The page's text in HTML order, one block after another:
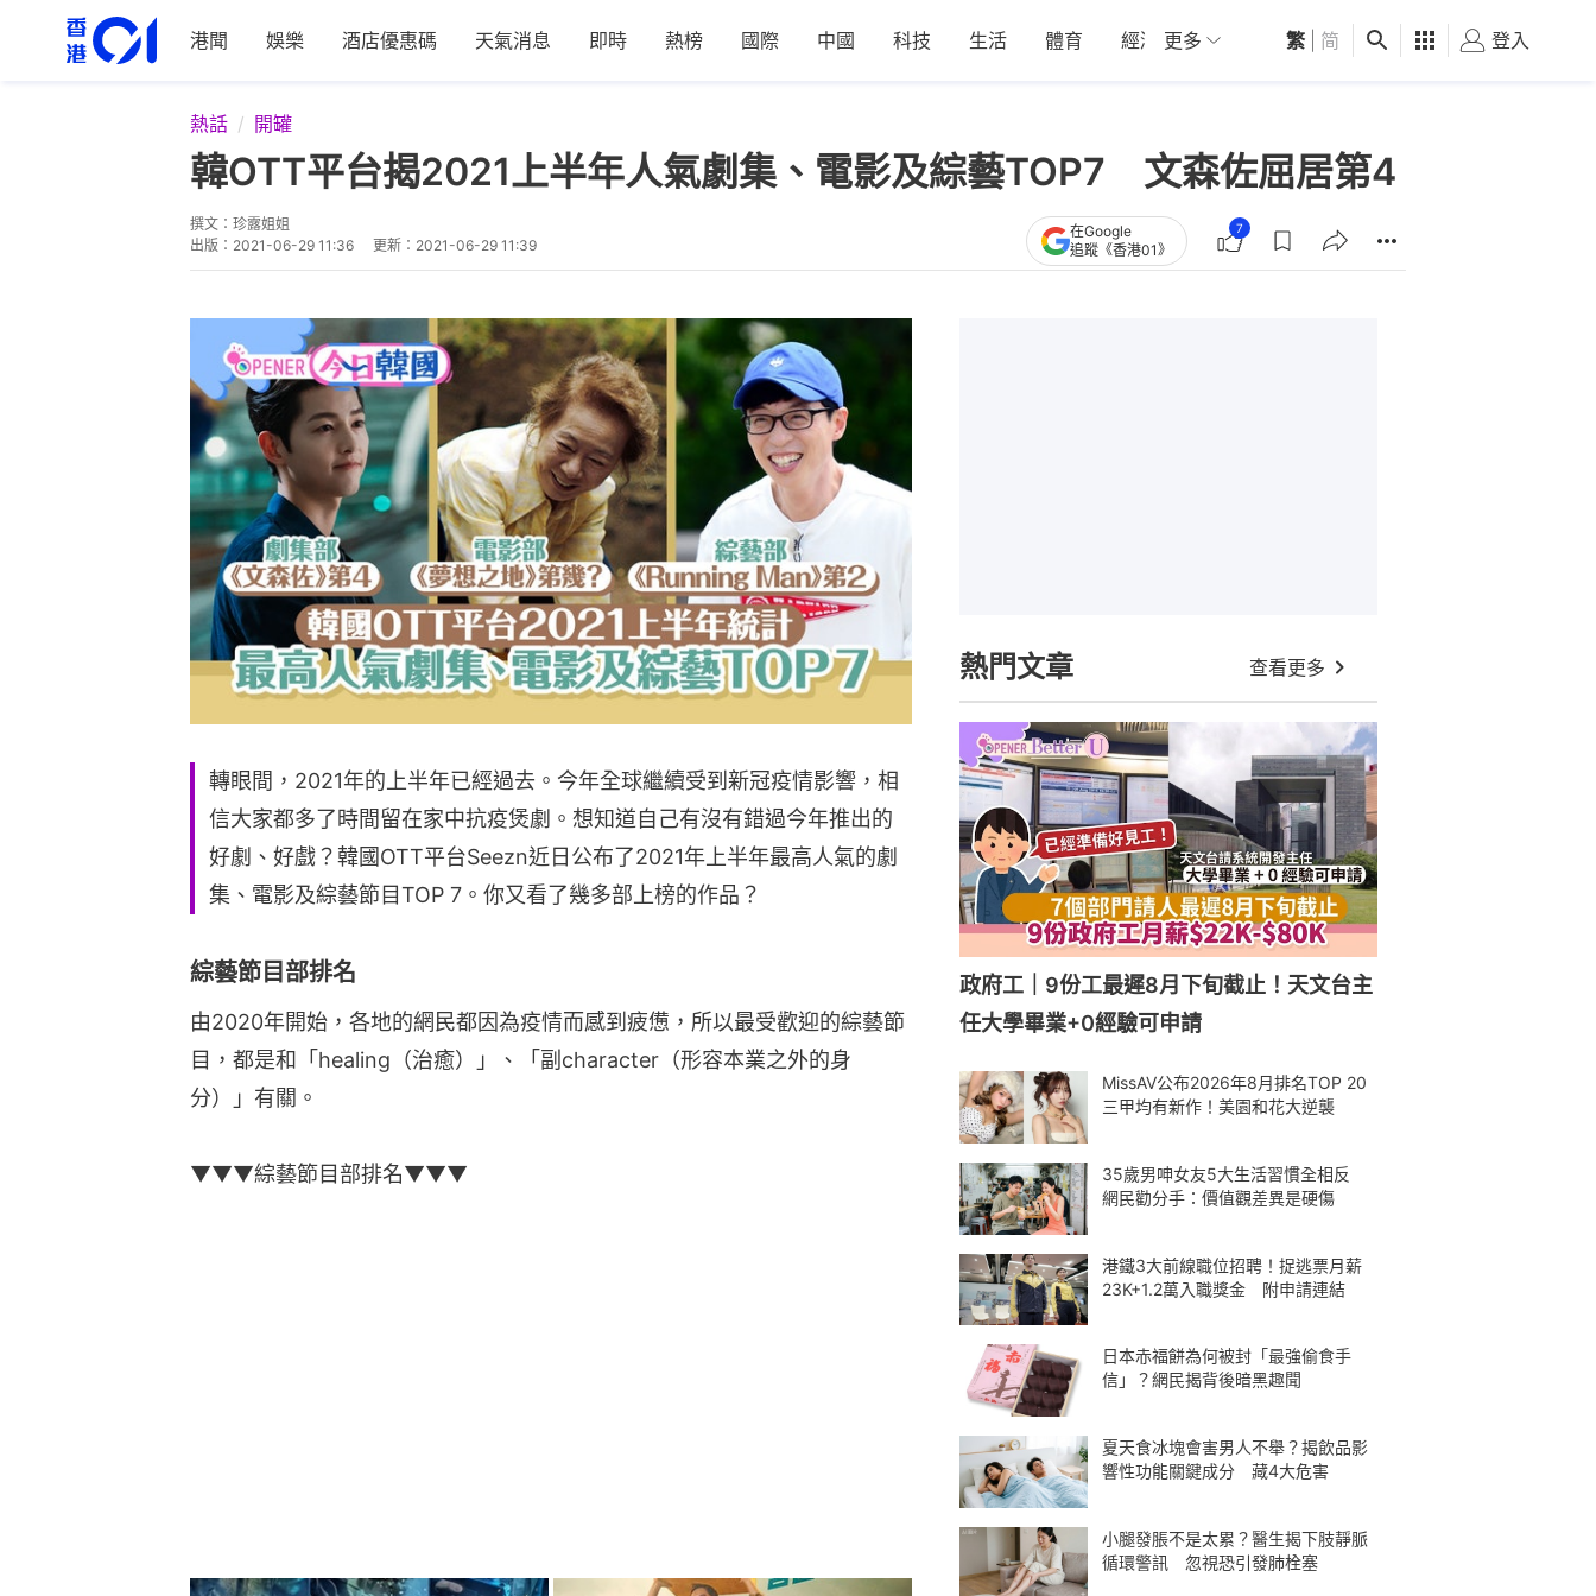
港聞 娛樂 酒店優惠碼 天氣消息 即時 熱榜 國際 中國 科技 生活 體育 經濟 01深圳 觀點 健康 好食玩飛
更多 繁 简 登入
熱話 開罐
韓OTT平台揭2021上半年人氣劇集、電影及綜藝TOP7 文森佐屈居第4
撰文： 珍露姐姐
出版： 2021-06-29 11:36 更新： 2021-06-29 11:39
在Google
追蹤《香港01》
7
轉眼間，2021年的上半年已經過去。今年全球繼續受到新冠疫情影響，相
信大家都多了時間留在家中抗疫煲劇。想知道自己有沒有錯過今年推出的
好劇、好戲？韓國OTT平台Seezn近日公布了2021年上半年最高人氣的劇
集、電影及綜藝節目TOP 7。你又看了幾多部上榜的作品？
綜藝節目部排名
由2020年開始，各地的網民都因為疫情而感到疲憊，所以最受歡迎的綜藝節
目，都是和「healing（治癒）」、「副character（形容本業之外的身
分）」有關。
▼▼▼綜藝節目部排名▼▼▼
熱門文章 查看更多
政府工｜9份工最遲8月下旬截止！天文台主
任大學畢業+0經驗可申請
MissAV公布2026年8月排名TOP 20
三甲均有新作！美園和花大逆襲
35歲男呻女友5大生活習慣全相反
網民勸分手：價值觀差異是硬傷
港鐵3大前線職位招聘！捉逃票月薪
23K+1.2萬入職獎金 附申請連結
日本赤福餅為何被封「最強偷食手
信」？網民揭背後暗黑趣聞
夏天食冰塊會害男人不舉？揭飲品影
響性功能關鍵成分 藏4大危害
小腿發脹不是太累？醫生揭下肢靜脈
循環警訊 忽視恐引發肺栓塞